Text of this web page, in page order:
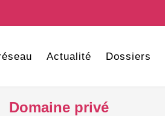
Actualité Dossiers
Domaine privé